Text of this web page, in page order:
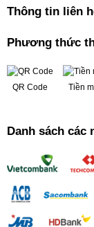
Thông tin liên
Phương thức
QR Code
Tiền
Danh sách các